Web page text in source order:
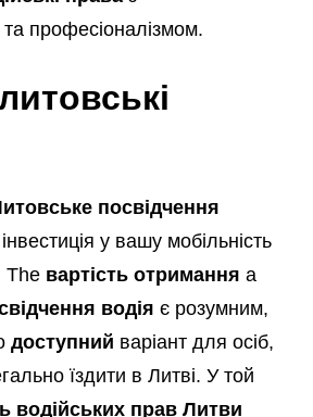
професіоналізмом.
посвідчення
у вашу мобільність
The вартість отримання a
водія є розумним,
доступний варіант для осіб,
їздити в Литві. У той
водійських прав Литви